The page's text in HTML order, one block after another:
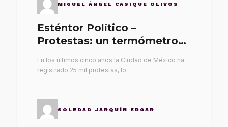
MIGUEL ÁNGEL CASIQUE OLIVOS
Esténtor Político –
Protestas: un termómetro
En los últimos cinco años la Ciudad de México ha
registrado 25 mil protestas, lo…
SOLEDAD JARQUÍN EDGAR